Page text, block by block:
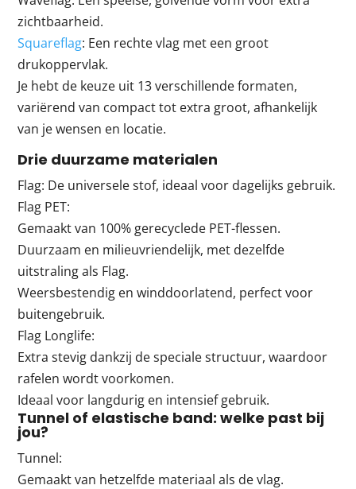
zichtbaarheid.
Squareflag: Een rechte vlag met een groot
drukoppervlak.
Je hebt de keuze uit 13 verschillende formaten,
variërend van compact tot extra groot, afhankelijk
van je wensen en locatie.
Drie duurzame materialen
Flag: De universele stof, ideaal voor dagelijks gebruik.
Flag PET:
Gemaakt van 100% gerecyclede PET-flessen.
Duurzaam en milieuvriendelijk, met dezelfde
uitstraling als Flag.
Weersbestendig en winddoorlatend, perfect voor
buitengebruik.
Flag Longlife:
Extra stevig dankzij de speciale structuur, waardoor
rafelen wordt voorkomen.
Ideaal voor langdurig en intensief gebruik.
Tunnel of elastische band: welke past bij
jou?
Tunnel:
Gemaakt van hetzelfde materiaal als de vlag.